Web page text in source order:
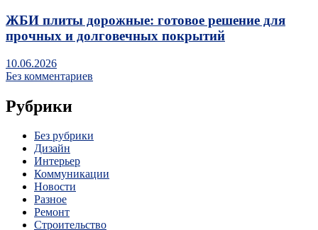
ЖБИ плиты дорожные: готовое решение для
прочных и долговечных покрытий
10.06.2026
Без комментариев
Рубрики
Без рубрики
Дизайн
Интерьер
Коммуникации
Новости
Разное
Ремонт
Строительство